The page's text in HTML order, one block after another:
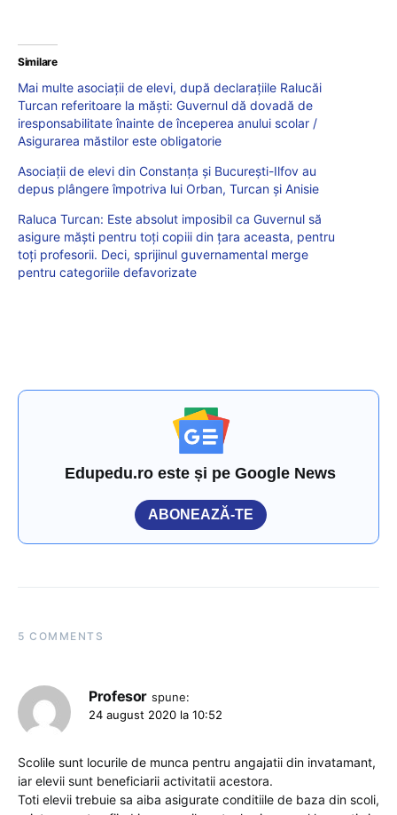
Similare
Mai multe asociații de elevi, după declarațiile Ralucăi
Turcan referitoare la măști: Guvernul dă dovadă de
iresponsabilitate înainte de începerea anului scolar /
Asigurarea măstilor este obligatorie
Asociaţii de elevi din Constanţa şi Bucureşti-Ilfov au
depus plângere împotriva lui Orban, Turcan şi Anisie
Raluca Turcan: Este absolut imposibil ca Guvernul să
asigure măşti pentru toţi copiii din ţara aceasta, pentru
toţi profesorii. Deci, sprijinul guvernamental merge
pentru categoriile defavorizate
Edupedu.ro este și pe Google News
ABONEAZĂ-TE
5 COMMENTS
Profesor spune:
24 august 2020 la 10:52
Scolile sunt locurile de munca pentru angajatii din invatamant,
iar elevii sunt beneficiarii activitatii acestora.
Toti elevii trebuie sa aiba asigurate conditiile de baza din scoli,